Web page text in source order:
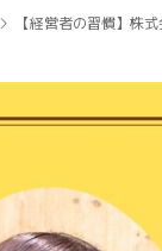
【経営者の習慣】株